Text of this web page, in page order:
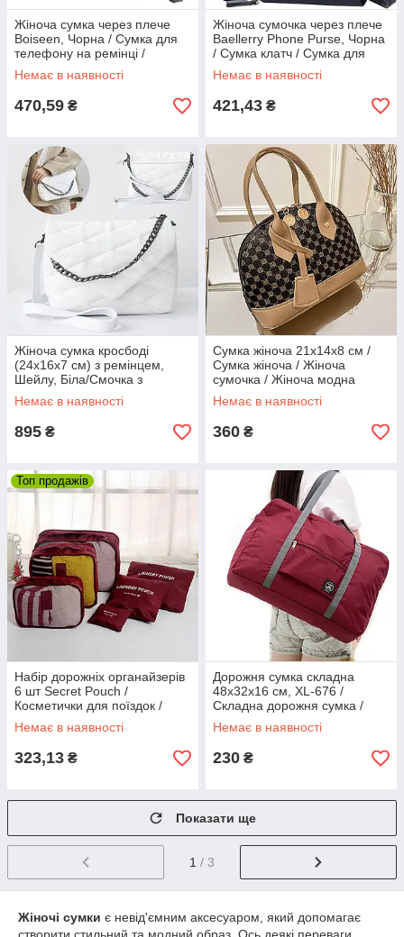
Жіноча сумка через плече
Boiseen, Чорна / Сумка для
телефону на ремінці /
Маленька сумка крос боді
Немає в наявності
470,59 ₴
Жіноча сумочка через плече
Baellerry Phone Purse, Чорна
/ Сумка клатч / Сумка для
телефону / Сумка кроссбоді
Немає в наявності
421,43 ₴
Жіноча сумка кросбоді
(24х16х7 см) з ремінцем,
Шейлу, Біла/Смочка з
ремінцем/ Сумка-клатч із
ланцюжком
Немає в наявності
895 ₴
Сумка жіноча 21x14x8 см /
Сумка жіноча / Жіноча
сумочка / Жіноча модна
сумочка / Сумка через плече
Немає в наявності
360 ₴
Топ продажів
Набір дорожніх органайзерів
6 шт Secret Pouch /
Косметички для поїздок /
Органайзери для подорожей
Немає в наявності
323,13 ₴
Дорожня сумка складна
48х32х16 см, XL-676 /
Складна дорожня сумка /
Сумка для подорожей жіноча
Немає в наявності
230 ₴
Показати ще
1 / 3
Жіночі сумки є невід'ємним аксесуаром, який допомагає